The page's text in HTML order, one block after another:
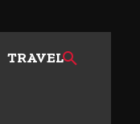
TRAVEL